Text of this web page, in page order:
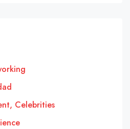
Celebrities